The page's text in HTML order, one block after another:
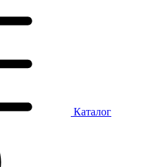
Каталог